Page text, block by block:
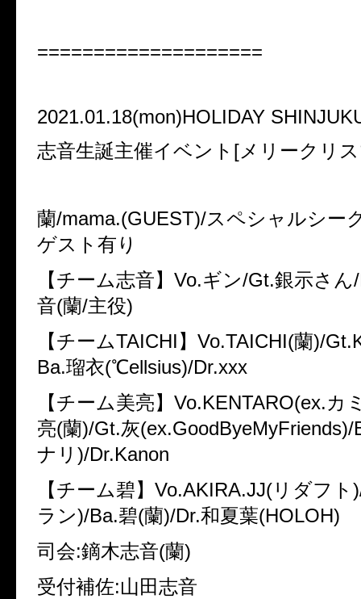
====================
2021.01.18(mon)HOLIDAY
志音生誕主催イベント[メリークリ
蘭/mama.(GUEST)/スペシャルシー
ゲスト有り
【チーム志音】Vo.ギン/Gt.銀示さ
音(蘭/主役)
【チームTAICHI】Vo.TAICHI(蘭)/
Ba.瑠衣(℃ellsius)/Dr.xxx
【チーム美亮】Vo.KENTARO(ex.カ
亮(蘭)/Gt.灰
ナリ)/Dr.Kanon
【チーム碧】Vo.AKIRA.JJ(リダフ
ラン)/Ba.碧(蘭)/Dr.和夏葉(HOLOH)
司会:鏑木志音(蘭)
受付補佐:山田志音